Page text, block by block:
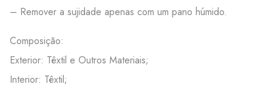
– Remover a sujidade apenas com um pano húmido.
Composição:
Exterior: Têxtil e Outros Materiais;
Interior: Têxtil;